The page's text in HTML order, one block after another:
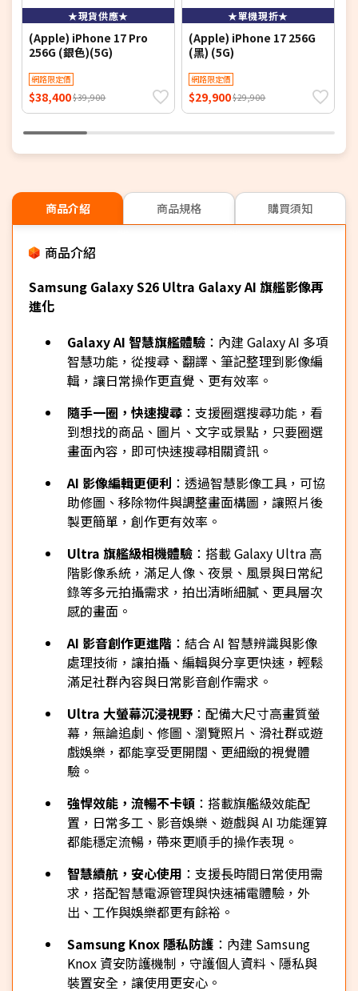
★現貨供應★
(Apple) iPhone 17 Pro
256G (銀色)(5G)
網路限定價
$38,400$39,900
★單機現折★
(Apple) iPhone 17 256G
(黑) (5G)
網路限定價
$29,900$29,900
商品介紹 商品規格 購買須知
商品介紹
Samsung Galaxy S26 Ultra Galaxy AI 旗艦影像再
進化
Galaxy AI 智慧旗艦體驗 ：內建 Galaxy AI 多項
智慧功能，從搜尋、翻譯、筆記整理到影像編
輯，讓日常操作更直覺、更有效率。
隨手一圈，快速搜尋 ：支援圈選搜尋功能，看
到想找的商品、圖片、文字或景點，只要圈選
畫面內容，即可快速搜尋相關資訊。
AI 影像編輯更便利 ：透過智慧影像工具，可協
助修圖、移除物件與調整畫面構圖，讓照片後
製更簡單，創作更有效率。
Ultra 旗艦級相機體驗 ：搭載 Galaxy Ultra 高
階影像系統，滿足人像、夜景、風景與日常紀
錄等多元拍攝需求，拍出清晰細膩、更具層次
感的畫面。
AI 影音創作更進階 ：結合 AI 智慧辨識與影像
處理技術，讓拍攝、編輯與分享更快速，輕鬆
滿足社群內容與日常影音創作需求。
Ultra 大螢幕沉浸視野 ：配備大尺寸高畫質螢
幕，無論追劇、修圖、瀏覽照片、滑社群或遊
戲娛樂，都能享受更開闊、更細緻的視覺體
驗。
強悍效能，流暢不卡頓 ：搭載旗艦級效能配
置，日常多工、影音娛樂、遊戲與 AI 功能運算
都能穩定流暢，帶來更順手的操作表現。
智慧續航，安心使用 ：支援長時間日常使用需
求，搭配智慧電源管理與快速補電體驗，外
出、工作與娛樂都更有餘裕。
Samsung Knox 隱私防護 ：內建 Samsung
Knox 資安防護機制，守護個人資料、隱私與
裝置安全，讓使用更安心。